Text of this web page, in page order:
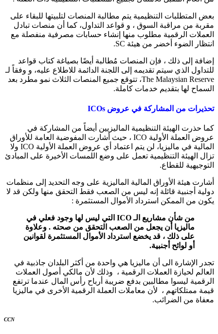
بعض المتطلبات التنظيمية يتم مطالبة المنصات لتلبيتها للبقاء على
مقربة من مراقبة السوق ، و قواعد التداول، كما أن منصات تبادل
العملات الرقمية مطلوب منها إنشاء حسابات مصرفية منفصلة مع
انتظار الضوء أخضر من هيئة SC.
إضافة إلى ذلك ، فإن المنصات مُطالبة أيضًا بصياغة كتاب قواعد
للتداول الذي سيتم تقديمه إلى اللجنة الدائمة للاطلاع عليه، و وفقاً لـ
The Malaysian Reserve، تتوقع جميع المنصات الثلاث نمو مطرد بعد
السماح لها بتقديم خدمات كاملة.
تحذيرات من المشاركة في عروض
كما حذرت الهيئة التنظيمية الماليزيين أيضاً من المشاركة في
عروض العملة الأولية ICO ، حيث أشارت المفوضية العامة للأوراق
المالية في ماليزيا، لن يتم اعتماد أي عروض العملة الأولية ICO ولا
تزال الهيئة التنظيمية تعمل على وضع اللمسات الأخيرة على المبادئ
التوجيهية للقطاع.
أشارت هيئة الأوراق المالية الماليزية على وجه التحديد إلى منظمات
دولية أجنبية قائلة إنه ليس من الصعب فقط التحقق منها ولكن قد لا
يكون من الممكن استرداد الأموال المستثمرة :
من شأن مشاريع الـICO
التي ليس لها وجود فعلي في
ماليزيا أن يجعل من الصعب التحقق من صحته . وعلاوة
على ذلك ، قد يخضع استرداد الأموال المستثمرة لقوانين
أو لوائح أجنبية.
تجدر الإشارة الى أن ماليزيا هي واحدة من أكثر البلدان جاذبية في
العالم لحيازة العملات الرقمية ، وذلك لأن مالكي أصول العملات
الرقمية ليسوا مطالبين بدفع ضريبة أرباح رأس المال عندما ترتفع
قيمة ممتلكاتهم ، لأن معاملات العملة الرقمية الأخرى في ماليزيا
معفاة من الضرائب.
CCN